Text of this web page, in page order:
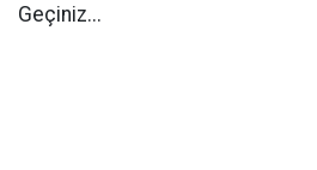
Geçiniz...